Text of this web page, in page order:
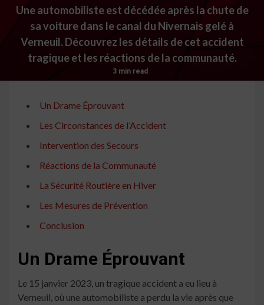
Une automobiliste est décédée après la chute de
sa voiture dans le canal du Nivernais gelé à
Verneuil. Découvrez les détails de cet accident
tragique et les réactions de la communauté.
3 min read
Un Drame Éprouvant
Les Circonstances de l’Accident
Intervention des Secours
Réactions de la Communauté
La Sécurité Routière en Hiver
Les Mesures de Prévention
Conclusion
Un Drame Éprouvant
Le 15 janvier 2023, un tragique accident a eu lieu à
Verneuil, où une automobiliste a perdu la vie après que